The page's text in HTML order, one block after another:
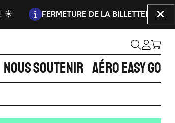
Information :
FERMETURE DE LA BILLETTERIELa
NOUS SOUTENIR AÉRO EASY GO